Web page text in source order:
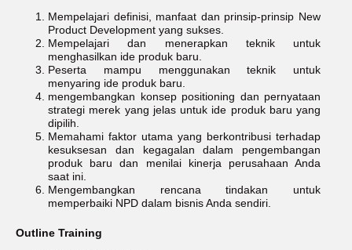
Mempelajari definisi, manfaat dan prinsip-prinsip New
Product Development yang sukses.
Mempelajari dan menerapkan teknik untuk
menghasilkan ide produk baru.
Peserta mampu menggunakan teknik untuk
menyaring ide produk baru.
mengembangkan konsep positioning dan pernyataan
strategi merek yang jelas untuk ide produk baru yang
dipilih.
Memahami faktor utama yang berkontribusi terhadap
kesuksesan dan kegagalan dalam pengembangan
produk baru dan menilai kinerja perusahaan Anda
saat ini.
Mengembangkan rencana tindakan untuk
memperbaiki NPD dalam bisnis Anda sendiri.
Outline Training